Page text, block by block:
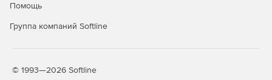
Помощь
Группа компаний Softline
© 1993—2026 Softline